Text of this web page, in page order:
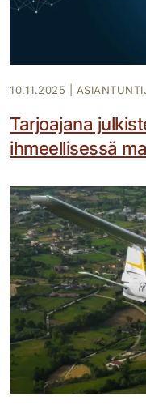
10.11.2025
Tarjoajana
ihmeellisessä